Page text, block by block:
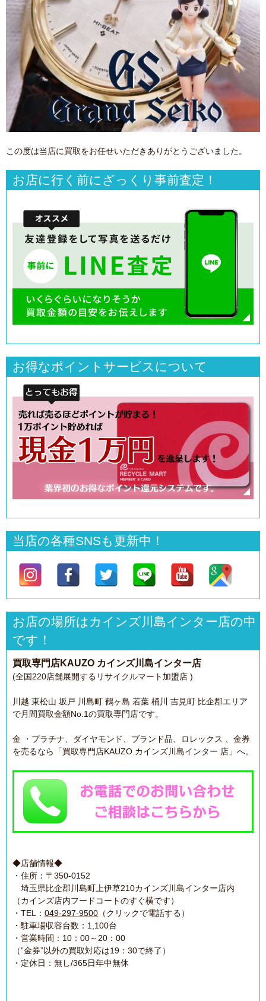
この度は当店に買取をお任せいただきありがとうございました。
お店に行く前にざっくり事前査定！
お得なポイントサービスについて
当店の各種SNSも更新中！
お店の場所はカインズ川島インター店の中
です！
買取専門店KAUZO カインズ川島インター店
(全国220店舗展開するリサイクルマート加盟店 )
川越 東松山 坂戸 川島町 鶴ヶ島 若葉 桶川 吉見町 比企郡エリア
で月間買取金額No.1の買取専門店です。
金 ・プラチナ、ダイヤモンド、ブランド品、ロレックス 、金券
を売るなら「買取専門店KAUZO カインズ川島インター 店」へ。
◆店舗情報◆
・住所：〒350-0152
埼玉県比企郡川島町上伊草210カインズ川島インター店内
（カインズ店内フードコートのすぐ横です）
・TEL： 049-297-9500 （クリックで電話する）
・駐車場収容台数：1,100台
・営業時間：10：00～20：00
（”金券”以外の買取対応は19：30で終了）
・定休日：無し/365日年中無休